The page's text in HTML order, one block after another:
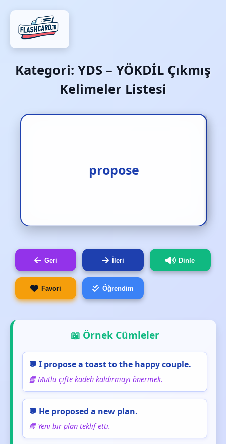
Kategori: YDS – YÖKDİL Çıkmış
Kelimeler Listesi
propose
(offer)
Geri İleri Dinle
Favori Öğrendim
📖 Örnek Cümleler
💬 I propose a toast to the happy couple.
📘 Mutlu çifte kadeh kaldırmayı önermek.
💬 He proposed a new plan.
📘 Yeni bir plan teklif etti.